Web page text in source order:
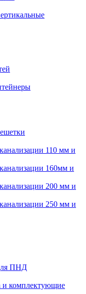
110 мм и
160мм и
200 мм и
250 мм и
ПНД
и комплектующие